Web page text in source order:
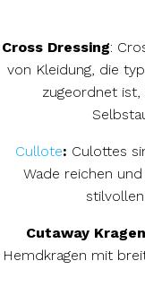
Cross Dressing:
von Kleidung, die
zugeordnet ist,
Cullote: Culottes
Wade reichen
Cutaway Kragen
Hemdkragen mit